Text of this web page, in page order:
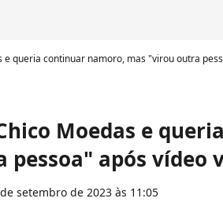
e queria continuar namoro, mas "virou outra
Moedas e
pessoa" após vídeo
setembro de 2023 às 11:05